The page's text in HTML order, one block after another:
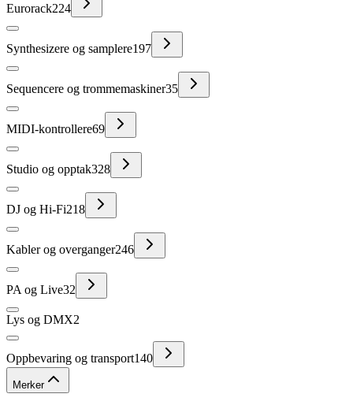
Eurorack224
Synthesizere og samplere197
Sequencere og trommemaskiner35
MIDI-kontrollere69
Studio og opptak328
DJ og Hi-Fi218
Kabler og overganger246
PA og Live32
Lys og DMX2
Oppbevaring og transport140
Merker